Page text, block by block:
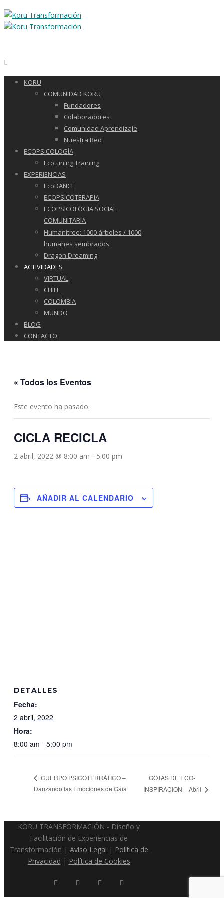
KORU
COMUNIDAD KORU
Fundadores
Colaboradores
Comunidad Aprendizaje
Nuestra Red
ECOPSICOLOGÍA
Ecotuning Training
EXPERIENCIAS
EcoDANCE
ECOPSICOTERAPIA
ECOPSICOLOGIA SOCIAL
COMUNITARIA
Humanitree: 1000 árboles / 1000
humanes sembrados
Dragon Dreaming
ACTIVIDADES
VIRTUAL
CHILE
COLOMBIA
MUNDO
BLOG
CONTACTO
« Todos los Eventos
Este evento ha pasado.
CICLA RECICLA
2 abril, 2022 @ 8:00 am - 5:00 pm
AÑADIR AL CALENDARIO
DETALLES
Fecha:
2 abril, 2022
Hora:
8:00 am - 5:00 pm
CUERPO PSICOTERRÁTICO –
Danzando las Emociones de Gaia
GOTAS DE ECO-
INSPIRACION – Abril
KORU TRANSFORMACIÓN - Diseño y
Facilitación de Experiencias de
Transformación | Aviso Legal | Política de
Privacidad | Política de Cookies